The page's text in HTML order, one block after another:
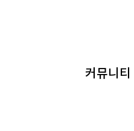
​커뮤니티